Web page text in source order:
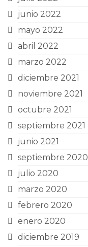
junio 2022
mayo 2022
abril 2022
marzo 2022
diciembre 2021
noviembre 2021
octubre 2021
septiembre 2021
junio 2021
septiembre 2020
julio 2020
marzo 2020
febrero 2020
enero 2020
diciembre 2019